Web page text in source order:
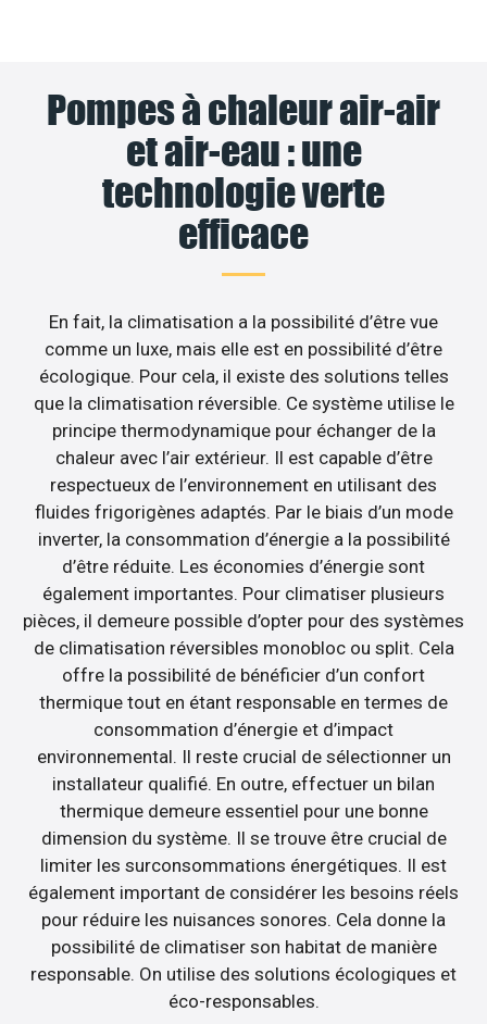
Pompes à chaleur air-air
et air-eau : une
technologie verte
efficace
En fait, la climatisation a la possibilité d’être vue
comme un luxe, mais elle est en possibilité d’être
écologique. Pour cela, il existe des solutions telles
que la climatisation réversible. Ce système utilise le
principe thermodynamique pour échanger de la
chaleur avec l’air extérieur. Il est capable d’être
respectueux de l’environnement en utilisant des
fluides frigorigènes adaptés. Par le biais d’un mode
inverter, la consommation d’énergie a la possibilité
d’être réduite. Les économies d’énergie sont
également importantes. Pour climatiser plusieurs
pièces, il demeure possible d’opter pour des systèmes
de climatisation réversibles monobloc ou split. Cela
offre la possibilité de bénéficier d’un confort
thermique tout en étant responsable en termes de
consommation d’énergie et d’impact
environnemental. Il reste crucial de sélectionner un
installateur qualifié. En outre, effectuer un bilan
thermique demeure essentiel pour une bonne
dimension du système. Il se trouve être crucial de
limiter les surconsommations énergétiques. Il est
également important de considérer les besoins réels
pour réduire les nuisances sonores. Cela donne la
possibilité de climatiser son habitat de manière
responsable. On utilise des solutions écologiques et
éco-responsables.